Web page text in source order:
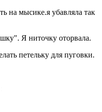
на мысике.я убавляла так
Я ниточку оторвала.
петельку для пуговки.